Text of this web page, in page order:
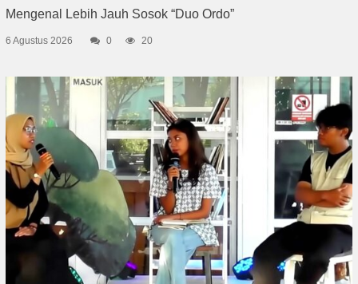
Mengenal Lebih Jauh Sosok “Duo Ordo”
6 Agustus 2026 0 20